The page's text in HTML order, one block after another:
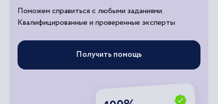
Поможем справиться с любыми заданиями.
Квалифицированные и проверенные эксперты
Получить помощь